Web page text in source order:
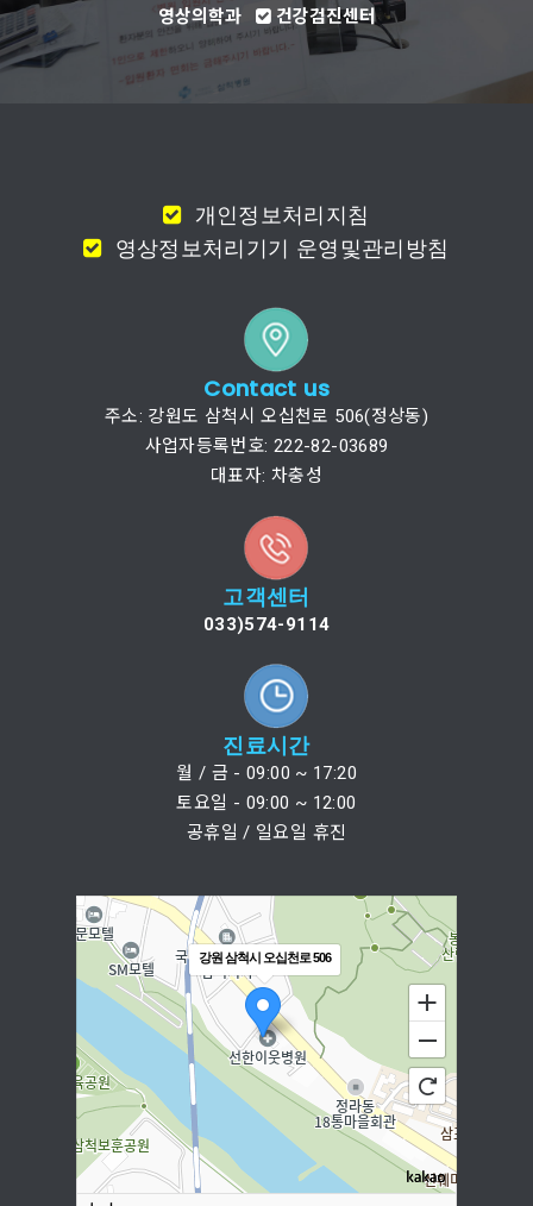
영상의학과
건강검진센터
개인정보처리지침
영상정보처리기기 운영및관리방침
Contact us
주소: 강원도 삼척시 오십천로 506(정상동)
사업자등록번호: 222-82-03689
대표자: 차충성
고객센터
033)574-9114
진료시간
월 / 금 - 09:00 ~ 17:20
토요일 - 09:00 ~ 12:00
공휴일 / 일요일 휴진
강원 삼척시 오십천로 506